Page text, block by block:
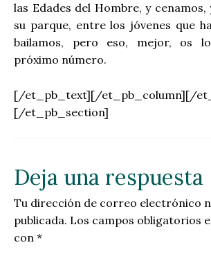
las Edades del Hombre, y
su parque, entre los jóvenes que
bailamos, pero eso, mejor, os
próximo número.
[/et_pb_text][/et_pb_column][/
[/et_pb_section]
Deja una respuesta
Tu dirección de correo electrónico
publicada. Los campos obligatorios
con *